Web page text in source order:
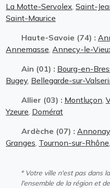
La Motte-Servolex Saint-
Saint-Maurice
Haute-Savoie (74) :
Annemasse Annecy-le-
Ain (01) : Bourg-en-
Bugey Bellegarde-sur-
Allier (03) : Montluçon
Yzeure Domérat
Ardèche (07) : Annonay
Granges Tournon-sur-Rhône
* Votre ville n'est pas dans
l'ensemble de la région et